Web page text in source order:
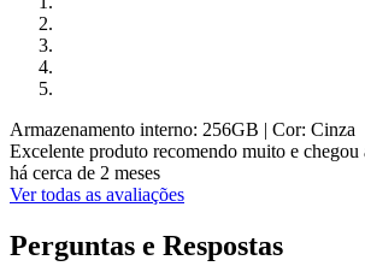
Armazenamento interno: 256GB | Cor: Cinza
Excelente produto recomendo muito e chegou
há cerca de 2 meses
Ver todas as avaliações
Perguntas e Respostas